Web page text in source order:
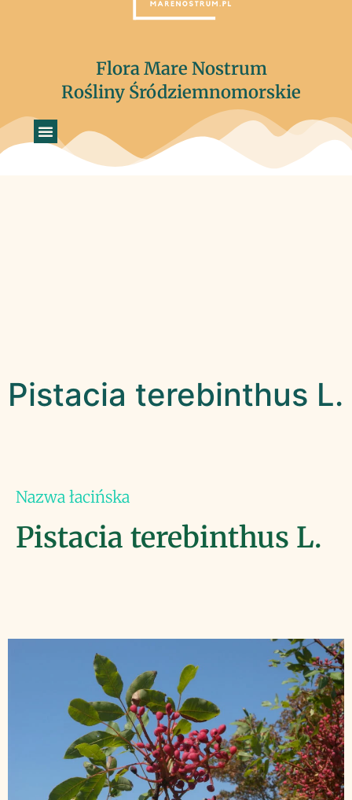
Flora Mare Nostrum
Rośliny Śródziemnomorskie
Pistacia terebinthus L.
Nazwa łacińska
Pistacia terebinthus L.